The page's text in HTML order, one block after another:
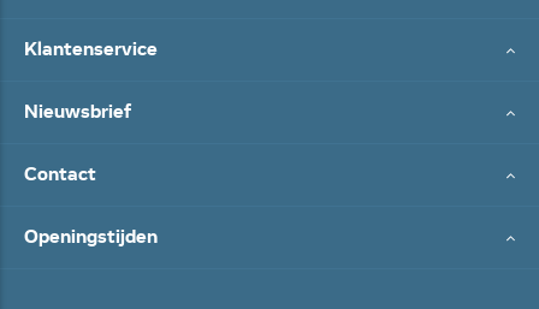
Klantenservice
Nieuwsbrief
Contact
Openingstijden